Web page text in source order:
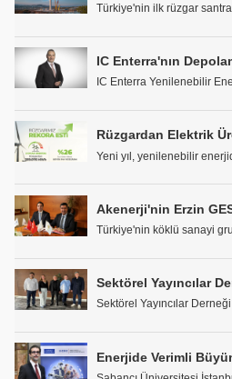
Türkiye'nin ilk rüzgar
IC Enterra Yenilenebilir
Yeni yıl, yenilenebilir
Türkiye'nin köklü sanayi
Sektörel Yayıncılar